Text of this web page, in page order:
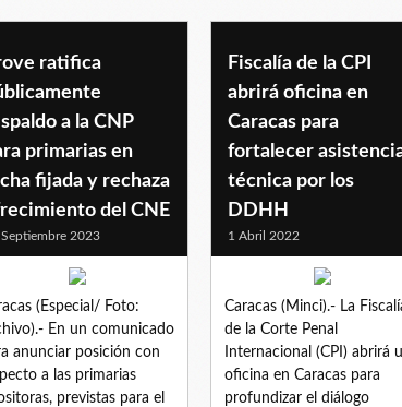
ratifica
a la CNP
primarias en
fijada y rechaza
del CNE
2023
(Especial/ Foto:
En un comunicado
anunciar posición con
a las primarias
previstas para el
Fiscalía de la CPI
abrirá oficina en
Caracas para
fortalecer
técnica por los
DDHH
1 Abril 2022
Caracas (Minci).- La
de la Corte Penal
Internacional (CPI) abrirá
oficina en Caracas para
profundizar el diálogo